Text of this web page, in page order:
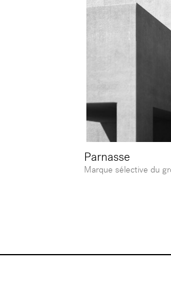
Parnasse
Marque sélective du